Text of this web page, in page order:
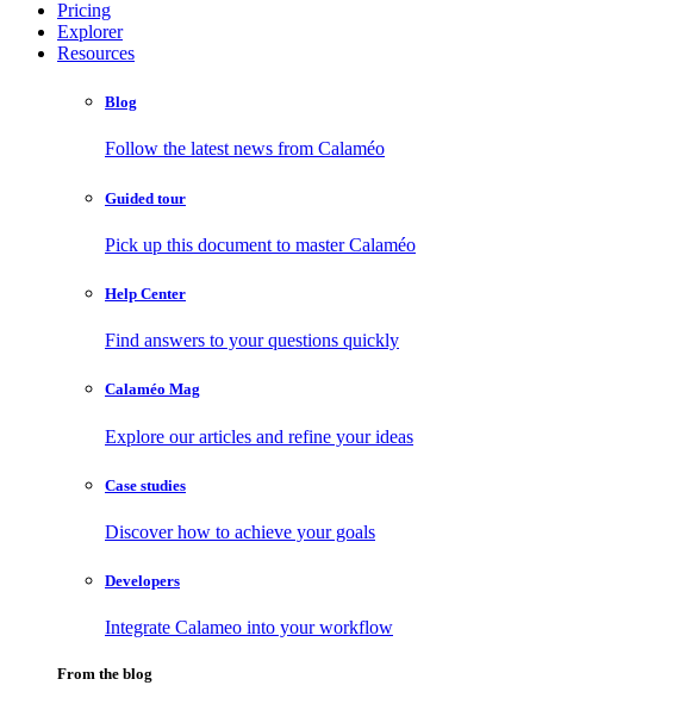
Pricing
Explorer
Resources
Blog
Follow the latest news from Calaméo
Guided tour
Pick up this document to master Calaméo
Help Center
Find answers to your questions quickly
Calaméo Mag
Explore our articles and refine your ideas
Case studies
Discover how to achieve your goals
Developers
Integrate Calameo into your workflow
From the blog